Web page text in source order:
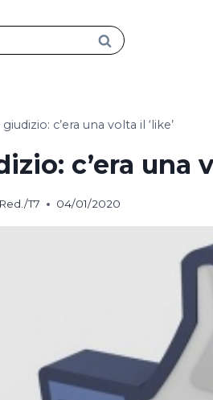
c’era una volta il ‘like’
c’era una
T7 04/01/2020